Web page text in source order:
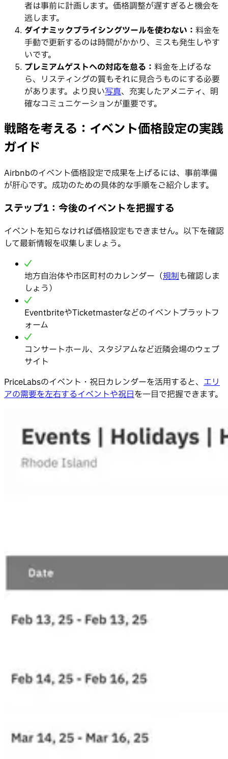
者は事前に計画します。価格調整が遅すぎると機会を
逃します。
ダイナミックプライシングツールを使わない： 料金を
手動で更新するのは時間がかかり、ミスも発生しやす
いです。
プレミアムゲストへの対応を怠る： 料金を上げるな
ら、リスティングの質もそれに見合うものにする必要
があります。より良い写真、充実したアメニティ、明
確なコミュニケーションが重要です。
戦略を考える：イベント価格設定の実践
ガイド
Airbnbのイベント価格設定で成果を上げるには、事前準備
が肝心です。成功のための具体的な手順をご紹介します。
ステップ1：今後のイベントを把握する
イベントを知らなければ価格設定もできません。以下を確認
して最新情報を収集しましょう。
地方自治体や市区町村のカレンダー（規制も確認しま
しょう）
EventbriteやTicketmasterなどのイベントプラットフ
ォーム
コンサートホール、スタジアムなど近隣会場のウェブ
サイト
PriceLabsのイベント・祝日カレンダーを活用すると、 エリ
アの需要を左右するイベントや祝日を一目で把握できます。